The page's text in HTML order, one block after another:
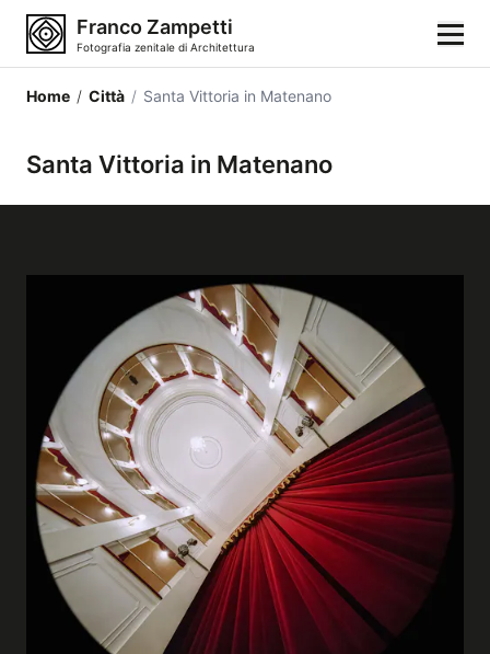
Franco Zampetti
Fotografia zenitale di Architettura
Luoghi
Città
Stili architettonici
Elementi architettonici
Architetti e autori
Gallerie a tema
Sequenze
Home / Città / Santa Vittoria in Matenano
Santa Vittoria in Matenano